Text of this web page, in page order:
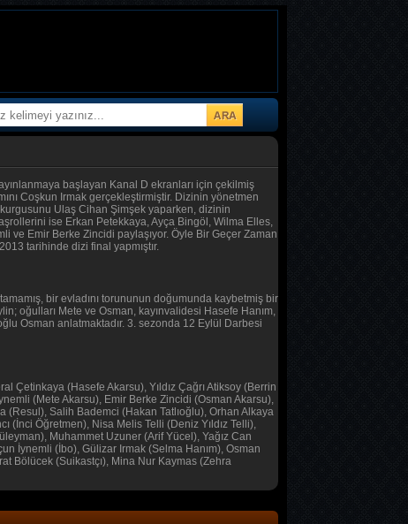
başlayan Kanal D ekranları için çekilmiş
Coşkun Irmak gerçekleştirmiştir. Dizinin yönetmen
Ulaş Cihan Şimşek yaparken, dizinin
ise Erkan Petekkaya, Ayça Bingöl, Wilma Elles,
ve Emir Berke Zincidi paylaşıyor. Öyle Bir Geçer Zaman
tarihinde dizi final yapmıştır.
bir evladını torununun doğumunda kaybetmiş bir
oğulları Mete ve Osman, kayınvalidesi Hasefe Hanım,
Osman anlatmaktadır. 3. sezonda 12 Eylül Darbesi
Çetinkaya (Hasefe Akarsu), Yıldız Çağrı Atiksoy (Berrin
(Mete Akarsu), Emir Berke Zincidi (Osman Akarsu),
(Resul), Salih Bademci (Hakan Tatlıoğlu), Orhan Alkaya
(İnci Öğretmen), Nisa Melis Telli (Deniz Yıldız Telli),
Muhammet Uzuner (Arif Yücel), Yağız Can
İynemli (İbo), Gülizar Irmak (Selma Hanım), Osman
Bölücek (Suikastçı), Mina Nur Kaymas (Zehra